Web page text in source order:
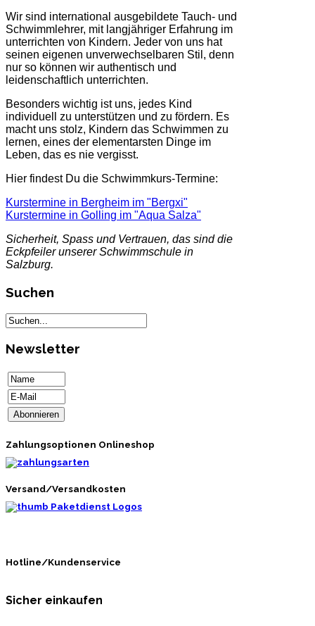
Wir sind international ausgebildete Tauch- und
Schwimmlehrer, mit langjähriger Erfahrung im
unterrichten von Kindern. Jeder von uns hat
seinen eigenen unverwechselbaren Stil, denn
nur so können wir authentisch und
leidenschaftlich unterrichten.
Besonders wichtig ist uns, jedes Kind
individuell zu unterstützen und zu fördern. Es
macht uns stolz, Kindern das Schwimmen zu
lernen, eines der elementarsten Dinge im
Leben, das es nie vergisst.
Hier findest Du die Schwimmkurs-Termine:
Kurstermine in Bergheim im "Bergxi"
Kurstermine in Golling im "Aqua Salza"
Sicherheit, Spass und Vertrauen, das sind die
Eckpfeiler unserer Schwimmschule in
Salzburg.
Suchen
Newsletter
Zahlungsoptionen Onlineshop
Versand/Versandkosten
Hotline/Kundenservice
Sicher einkaufen